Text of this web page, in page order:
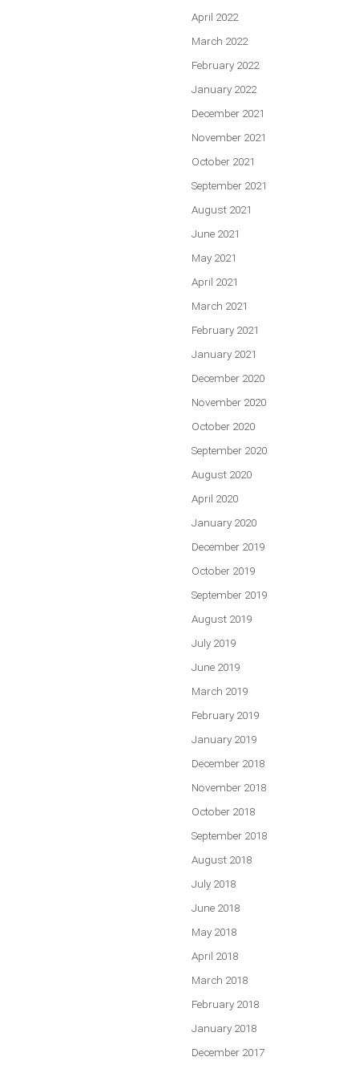
April 2022
March 2022
February 2022
January 2022
December 2021
November 2021
October 2021
September 2021
August 2021
June 2021
May 2021
April 2021
March 2021
February 2021
January 2021
December 2020
November 2020
October 2020
September 2020
August 2020
April 2020
January 2020
December 2019
October 2019
September 2019
August 2019
July 2019
June 2019
March 2019
February 2019
January 2019
December 2018
November 2018
October 2018
September 2018
August 2018
July 2018
June 2018
May 2018
April 2018
March 2018
February 2018
January 2018
December 2017